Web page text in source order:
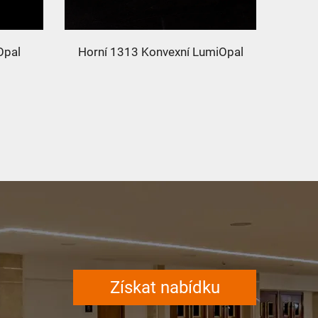
Horní 1313 Konvexní LumiOpal
Získat nabídku